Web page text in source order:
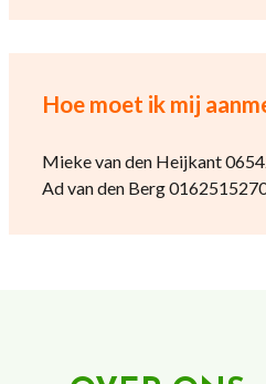
Hoe moet ik mij
Mieke van den Heijkant
Ad van den Berg